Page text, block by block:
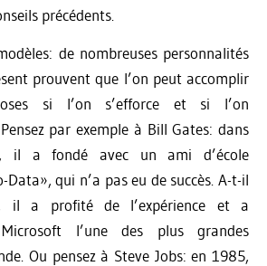
précédents.
de nombreuses personnalités
prouvent que l’on peut accomplir
si l’on s’efforce et si l’on
par exemple à Bill Gates: dans
il a fondé avec un ami d’école
Data», qui n’a pas eu de succès. A-t-il
il a profité de l’expérience et a
l’une des plus grandes
Ou pensez à Steve Jobs: en 1985,